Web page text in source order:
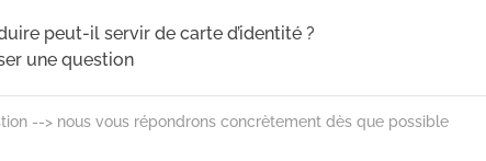
peut-il servir de carte d’identité ?
une question